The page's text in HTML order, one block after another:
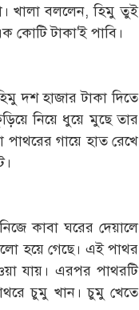
খালা বললেন, হিমু তুই
কোটি টাকা'ই পাবি।
দশ হাজার টাকা দিতে
নিয়ে ধুয়ে মুছে তার
পাথরের গায়ে হাত রেখে
কাবা ঘরের দেয়ালে
হয়ে গেছে। এই পাথর
যায়। এরপর পাথরটি
চুমু খান। চুমু খেতে